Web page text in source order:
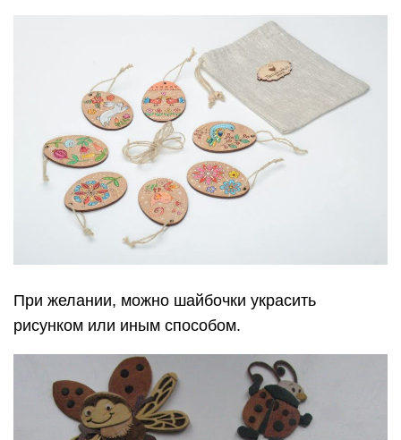
При желании, можно шайбочки украсить
рисунком или иным способом.